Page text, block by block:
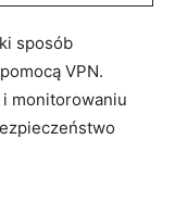
sposób
VPN.⁣
monitorowaniu